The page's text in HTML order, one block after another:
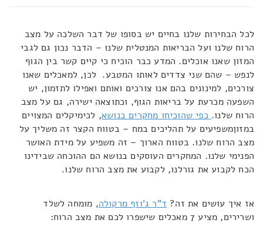
לכל הבחירות שלנו בחיים יש בסופו של דבר השלכה על מצב
הרוח שלנו ועל הבריאות המנטלית שלנו – הדבר נכון גם לגבי
המזון שאנו אוכלים. המדע כבר הוכיח כי קיים קשר בין הגוף
לנפש – שהם שני צדדים לאותו המטבע. לכן, למאכלים שאנו
צורכים, למינונים בהם אנו צורכים ואותם ואפילו לתזמון, יש
השפעה מכרעת על בריאות הגוף, וכתוצאה ישירה, גם על מצב
הרוח שלנו. כפי שהוכיחו מחקרים בנושא, לכימיקלים המצויים
במזוןמשפיעים על תהליכים במח – בטווח הקצר זה משליך על
מצב הרוח שלנו. בטווח הארוך – זה משפיע על מידת האושר
הפנימי שלנו. המחקרים העוסקים בנושא הם ההוכחה שבידינו
הכח לקבוע את גורלנו, לקבוע את מצב הרוח שלנו.
אז איך עושים את זה? ד"ר ג'וזף מרקולה, מומחה לשלד
ושרירים, מציע 7 מאכלים שישפרו לכם את מצב הרוח: